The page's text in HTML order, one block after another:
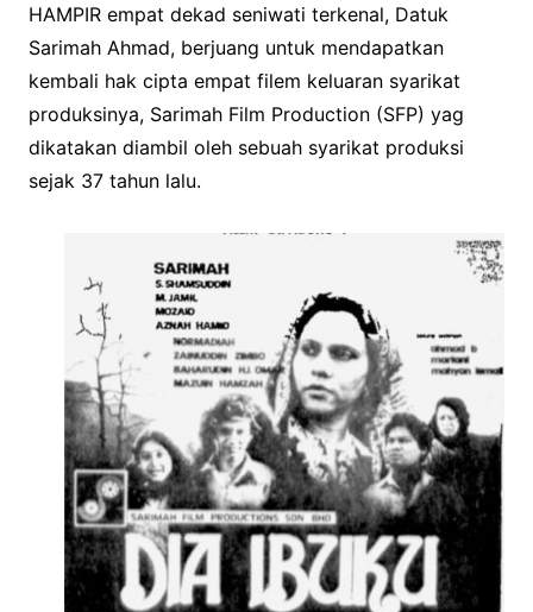
HAMPIR empat dekad seniwati terkenal, Datuk
Sarimah Ahmad, berjuang untuk mendapatkan
kembali hak cipta empat filem keluaran syarikat
produksinya, Sarimah Film Production (SFP) yag
dikatakan diambil oleh sebuah syarikat produksi
sejak 37 tahun lalu.